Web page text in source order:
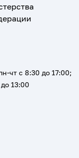
чт с 8:30 до 17:00;
13:00